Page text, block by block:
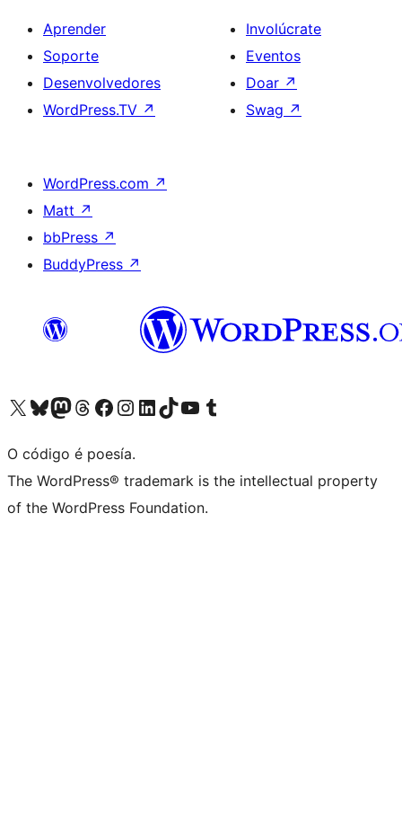
Aprender
Soporte
Desenvolvedores
WordPress.TV ↗
Involúcrate
Eventos
Doar ↗
Swag ↗
WordPress.com ↗
Matt ↗
bbPress ↗
BuddyPress ↗
Visita la cuenta de X (anteriormente Twitter)
Visita a nosa conta de Bluesky
Visita a nosa conta de Mastodon
Visita a nosa conta de Threads
Visita a nosa páxina de Facebook
Visita a nosa conta de Instagram
Visita a nosa conta de LinkedIn
Visita a nosa conta de TikTok
Visita a nosa canle de YouTube
Visita a nosa conta de Tumblr
O código é poesía.
The WordPress® trademark is the intellectual property
of the WordPress Foundation.